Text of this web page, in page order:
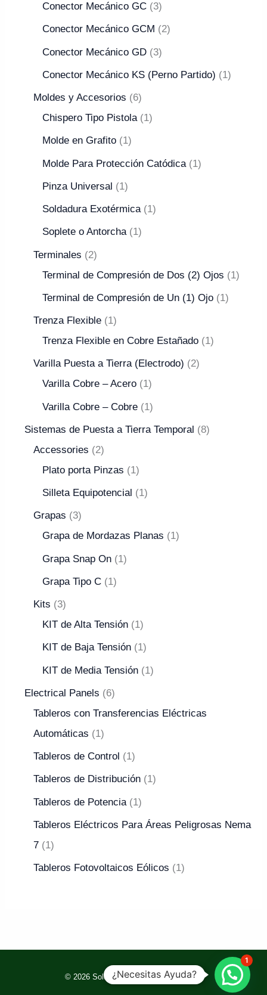
Conector Mecánico GC 3
Conector Mecánico GCM 2
Conector Mecánico GD 3
Conector Mecánico KS (Perno Partido) 1
Moldes y Accesorios
6
Chispero Tipo Pistola
1
Molde en Grafito 1
Molde Para Protección Catódica 1
Pinza Universal 1
Soldadura Exotérmica 1
Soplete o Antorcha 1
Terminales
2
Terminal de Compresión de Dos (2) Ojos
1
Terminal de Compresión de Un (1) Ojo 1
Trenza Flexible
1
Trenza Flexible en Cobre Estañado
1
Varilla Puesta a Tierra (Electrodo)
2
Varilla Cobre – Acero
1
Varilla Cobre – Cobre 1
Sistemas de Puesta a Tierra Temporal
8
Accessories
2
Plato porta Pinzas
1
Silleta Equipotencial 1
Grapas
3
Grapa de Mordazas Planas
1
Grapa Snap On 1
Grapa Tipo C 1
Kits
3
KIT de Alta Tensión
1
KIT de Baja Tensión 1
KIT de Media Tensión 1
Electrical Panels
6
Tableros con Transferencias Eléctricas
Automáticas
1
Tableros de Control 1
Tableros de Distribución 1
Tableros de Potencia 1
Tableros Eléctricos Para Áreas Peligrosas Nema
7
1
Tableros Fotovoltaicos Eólicos 1
© 2026 Soldexel. Powered by Soldexel.
¿Necesitas Ayuda?
1